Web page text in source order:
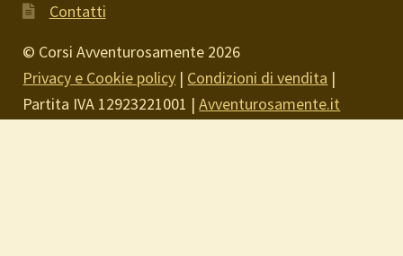
Contatti
© Corsi Avventurosamente 2026
Privacy e Cookie policy | Condizioni di vendita |
Partita IVA 12923221001 |Avventurosamente.it